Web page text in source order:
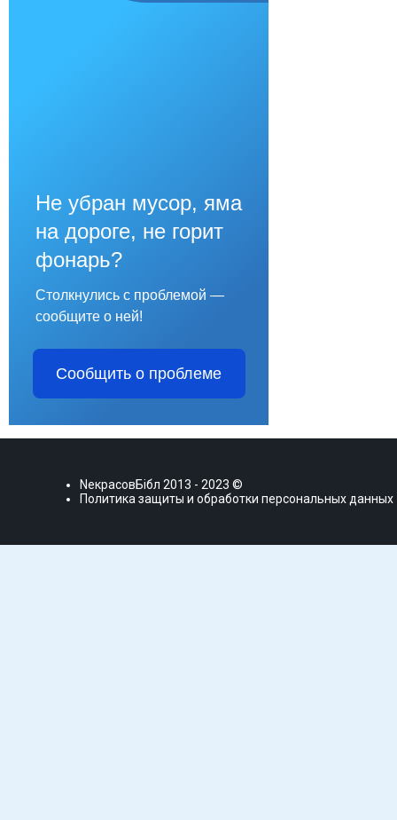
Не убран мусор, яма
на дороге, не горит
фонарь?
Столкнулись с проблемой —
сообщите о ней!
Сообщить о проблеме
NекрасовБiбл 2013 - 2023 ©
Политика защиты и обработки персональных данных